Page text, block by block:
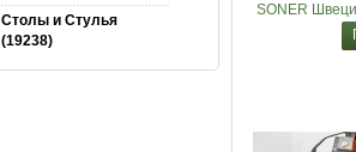
Столы и Cтулья
(19238)
SONER